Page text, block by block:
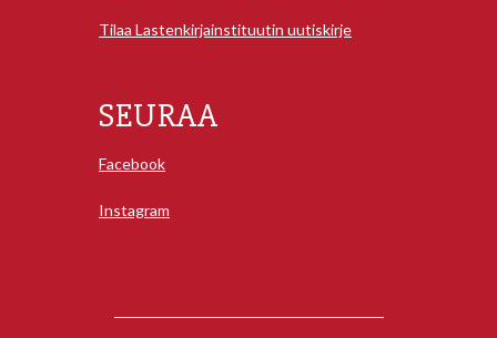
Tilaa Lastenkirjainstituutin uutiskirje
SEURAA
Facebook
Instagram